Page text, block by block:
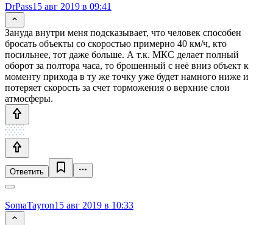
DrPass15 авг 2019 в 09:41
Зануда внутри меня подсказывает, что человек способен
бросать объекты со скоростью примерно 40 км/ч, кто
посильнее, тот даже больше. А т.к. МКС делает полный
оборот за полтора часа, то брошенный с неё вниз объект к
моменту прихода в ту же точку уже будет намного ниже и
потеряет скорость за счет торможения о верхние слои
атмосферы.
Ответить
SomaTayron15 авг 2019 в 10:33